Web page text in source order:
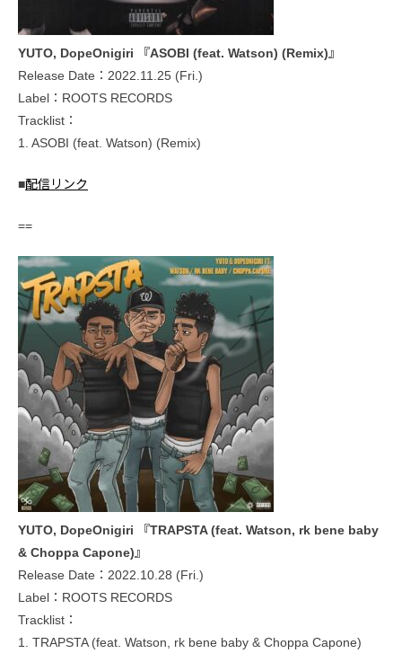
YUTO, DopeOnigiri 『ASOBI (feat. Watson) (Remix)』
Release Date：2022.11.25 (Fri.)
Label：ROOTS RECORDS
Tracklist：
1. ASOBI (feat. Watson) (Remix)
■配信リンク
==
YUTO, DopeOnigiri 『TRAPSTA (feat. Watson, rk bene baby
& Choppa Capone)』
Release Date：2022.10.28 (Fri.)
Label：ROOTS RECORDS
Tracklist：
1. TRAPSTA (feat. Watson, rk bene baby & Choppa Capone)